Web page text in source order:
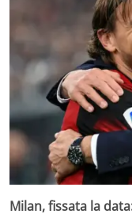
Milan, fissata la